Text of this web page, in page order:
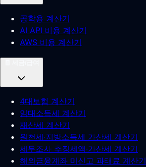
공학용 계산기
AI API 비용 계산기
AWS 비용 계산기
4대보험 계산기
임대소득세 계산기
재산세 계산기
원천세·지방소득세 가산세 계산기
세무조사 추징세액·가산세 계산기
해외금융계좌 미신고 과태료 계산기